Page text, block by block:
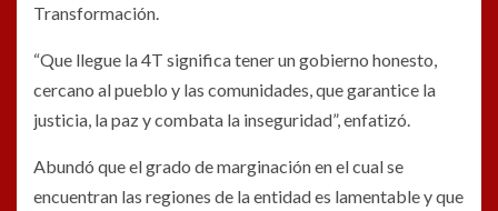
Transformación.
“Que llegue la 4T significa tener un gobierno honesto,
cercano al pueblo y las comunidades, que garantice la
justicia, la paz y combata la inseguridad”, enfatizó.
Abundó que el grado de marginación en el cual se
encuentran las regiones de la entidad es lamentable y que